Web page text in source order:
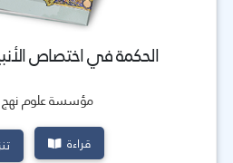
الحكمة في اختصاص
مؤسسة علوم نهج
قراءة